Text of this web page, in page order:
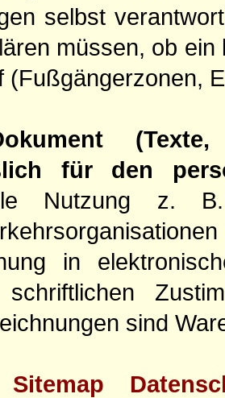
selbst
müssen, ob
(Fußgängerzonen,
für den
Nutzung z.
in
schriftlichen
sind
Sitemap